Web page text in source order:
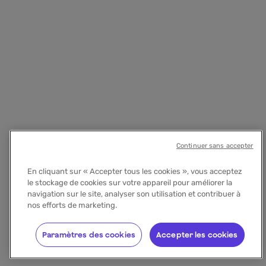
En cliquant sur « Accepter tous les cookies », vous acceptez
le stockage de cookies sur votre appareil pour améliorer la
navigation sur le site, analyser son utilisation et contribuer à
nos efforts de marketing.
Accepter les cookies
Paramètres des cookies
Continuer sans accepter